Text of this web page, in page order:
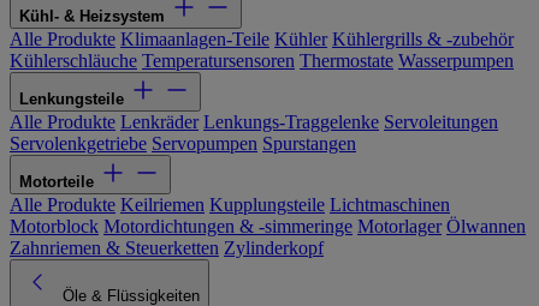
Kühl- & Heizsystem
Alle Produkte Klimaanlagen-Teile Kühler Kühlergrills & -zubehör
Kühlerschläuche Temperatursensoren Thermostate Wasserpumpen
Lenkungsteile
Alle Produkte Lenkräder Lenkungs-Traggelenke Servoleitungen
Servolenkgetriebe Servopumpen Spurstangen
Motorteile
Alle Produkte Keilriemen Kupplungsteile Lichtmaschinen
Motorblock Motordichtungen & -simmeringe Motorlager Ölwannen
Zahnriemen & Steuerketten Zylinderkopf
Öle & Flüssigkeiten